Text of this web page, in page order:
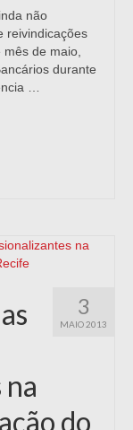
não
reivindicações
mês de maio,
durante
…
3
MAIO 2013
do